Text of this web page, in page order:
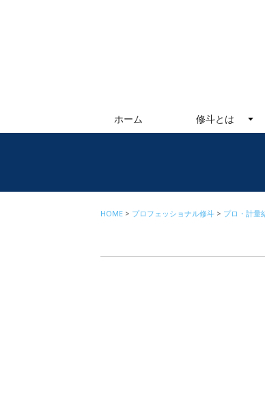
ホーム 修斗とは
HOME プロフェッショナル修斗 プロ・計量